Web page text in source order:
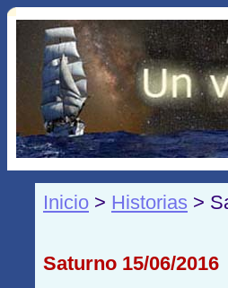
Inicio > Historias >
Saturno 15/06/2016